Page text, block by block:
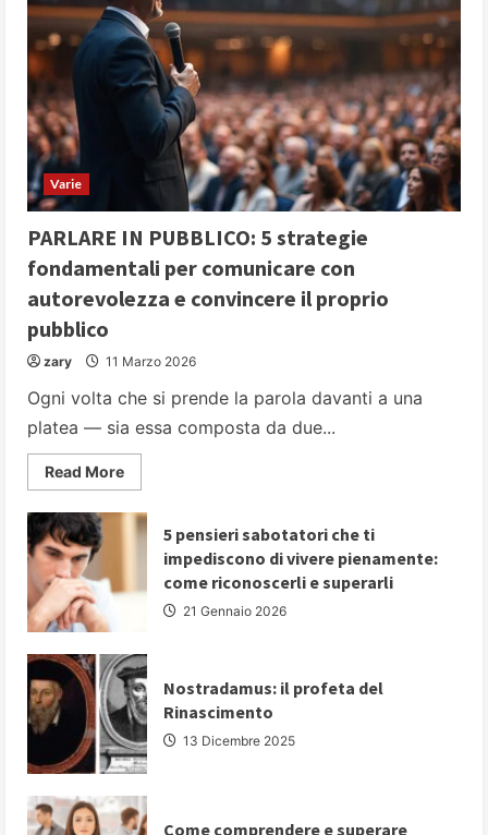
Varie
PARLARE IN PUBBLICO: 5 strategie
fondamentali per comunicare con
autorevolezza e convincere il proprio
pubblico
zary 11 Marzo 2026
Ogni volta che si prende la parola davanti a una
platea — sia essa composta da due...
Read MoreRead
more
PARLARE
IN
PUBBLICO:
strategie
fondamentali
comunicare
autorevolezza
e
convincere
il
proprio
pubblico
5 pensieri sabotatori che ti
impediscono di vivere pienamente:
come riconoscerli e superarli
21 Gennaio 2026
Nostradamus: il profeta del
Rinascimento
13 Dicembre 2025
Come comprendere e superare